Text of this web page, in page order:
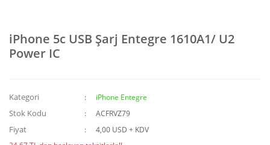
iPhone 5c USB Şarj Entegre 1610A1/ U2
Power IC
Kategori iPhone Entegre
Stok Kodu ACFRVZ79
Fiyat
4,00 USD + KDV